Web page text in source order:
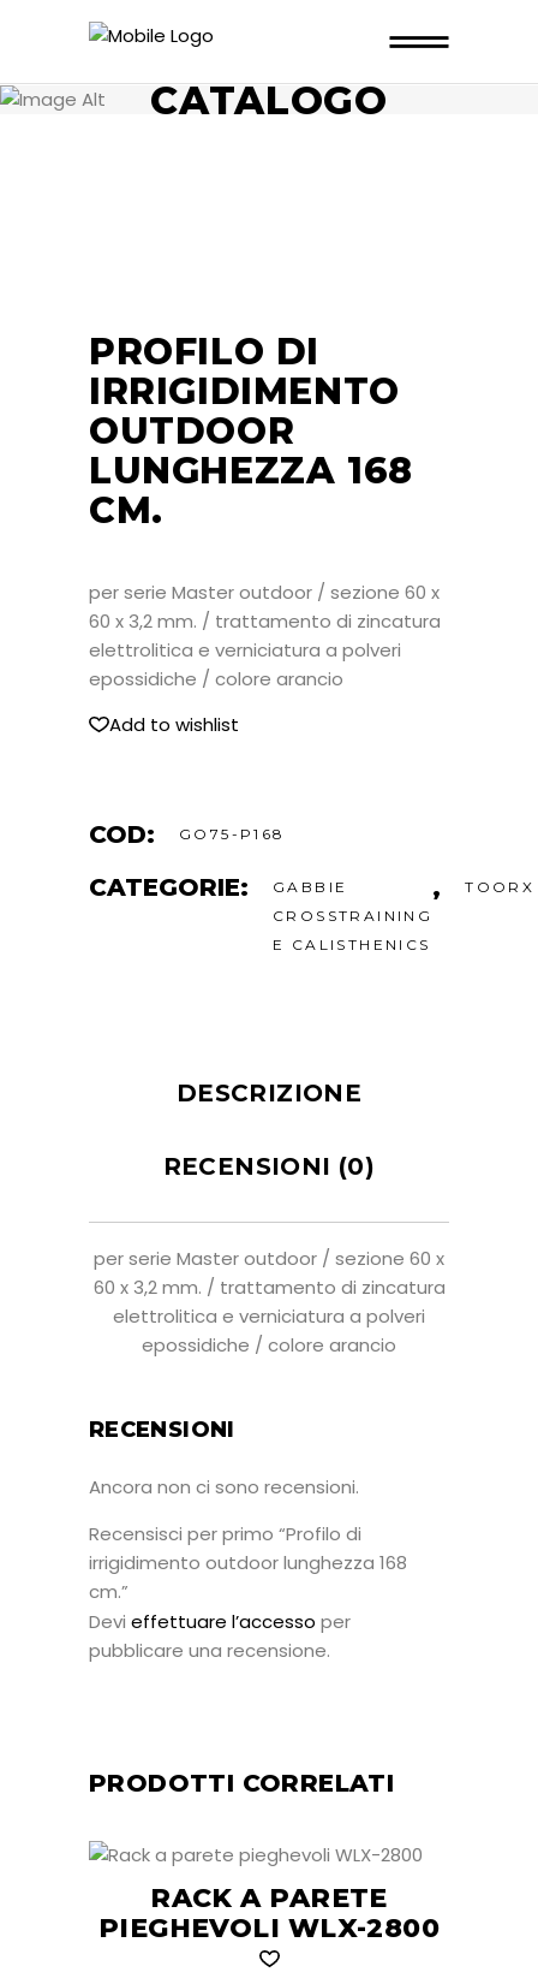
CATALOGO
PROFILO DI
IRRIGIDIMENTO
OUTDOOR
LUNGHEZZA 168
CM.
per serie Master outdoor / sezione 60 x
60 x 3,2 mm. / trattamento di zincatura
elettrolitica e verniciatura a polveri
epossidiche / colore arancio
Add to wishlist
COD: GO75-P168
CATEGORIE:
GABBIE
CROSSTRAINING
E CALISTHENICS
, TOORX
DESCRIZIONE
RECENSIONI (0)
per serie Master outdoor / sezione 60 x
60 x 3,2 mm. / trattamento di zincatura
elettrolitica e verniciatura a polveri
epossidiche / colore arancio
RECENSIONI
Ancora non ci sono recensioni.
Recensisci per primo “Profilo di
irrigidimento outdoor lunghezza 168
cm.”
Devi effettuare l’accesso per
pubblicare una recensione.
PRODOTTI CORRELATI
RACK A PARETE
PIEGHEVOLI WLX-2800